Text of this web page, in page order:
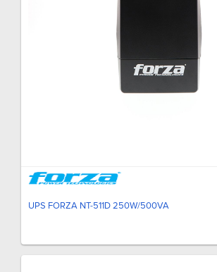
UPS FORZA NT-511D 250W/500VA